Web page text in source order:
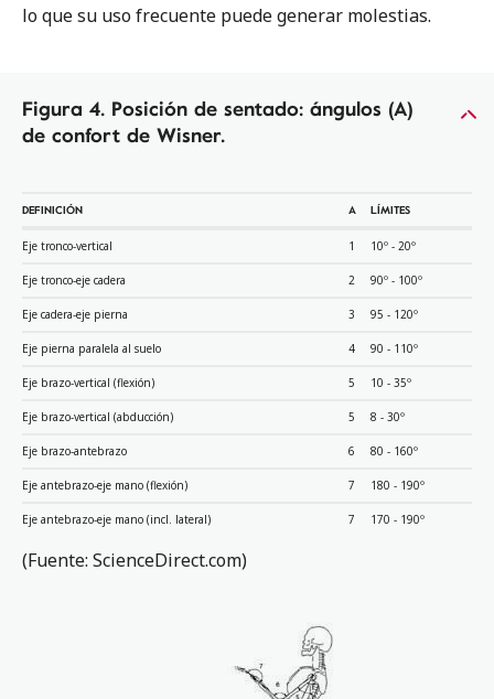
lo que su uso frecuente puede generar molestias.
Figura 4. Posición de sentado: ángulos (A)
de confort de Wisner.
DEFINICIÓN A LÍMITES
Eje tronco-vertical 1 10º - 20º
Eje tronco-eje cadera 2 90º - 100º
Eje cadera-eje pierna 3 95 - 120º
Eje pierna paralela al suelo 4 90 - 110º
Eje brazo-vertical (flexión) 5 10 - 35º
Eje brazo-vertical (abducción) 5 8 - 30º
Eje brazo-antebrazo 6 80 - 160º
Eje antebrazo-eje mano (flexión) 7 180 - 190º
Eje antebrazo-eje mano (incl. lateral) 7 170 - 190º
(Fuente: ScienceDirect.com)